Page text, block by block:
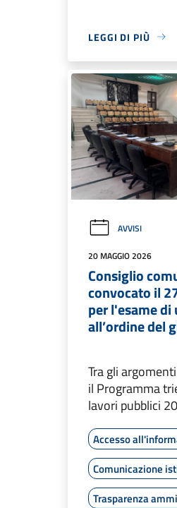
LEGGI DI PIÙ
AVVISI
20 MAGGIO 2026
Consiglio
convocato il
per l'esame
all’ordine del
Tra gli
il Programma
lavori pubblici
Accesso
Comunicazione
Trasparenza